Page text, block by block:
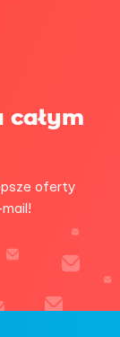
całym
oferty